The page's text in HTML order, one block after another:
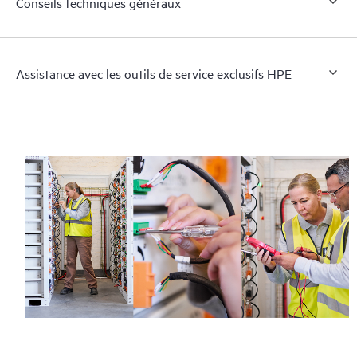
Assistance avec les outils de service exclusifs HPE